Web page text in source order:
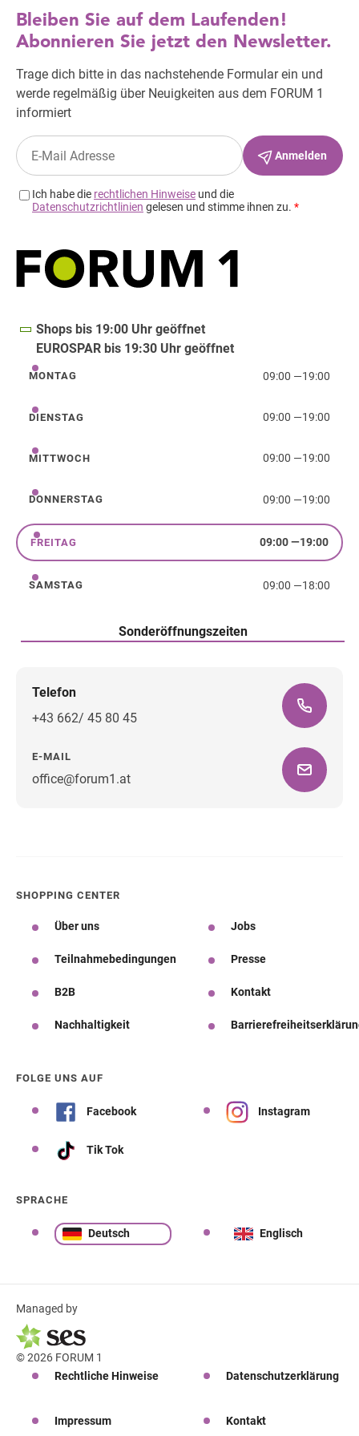
Shops bis 19:00 Uhr geöffnet
EUROSPAR bis 19:30 Uhr geöffnet
Montag
MONTAG 09:00 —19:00
Dienstag
DIENSTAG 09:00 —19:00
Mittwoch
MITTWOCH 09:00 —19:00
Donnerstag
DONNERSTAG 09:00 —19:00
Freitag
FREITAG 09:00—19:00
Samstag
SAMSTAG 09:00 —18:00
Sonderöffnungszeiten
Telefon
+43 662/ 45 80 45
E-MAIL
office@forum1.at
SHOPPING CENTER
Über uns Jobs
Teilnahmebedingungen Presse
B2B Kontakt
Nachhaltigkeit
FOLGE UNS AUF
Facebook Instagram
Tik Tok
SPRACHE
Deutsch Englisch
Managed by
© 2026 FORUM 1
Rechtliche Hinweise
Datenschutzerklärung
Impressum Kontakt